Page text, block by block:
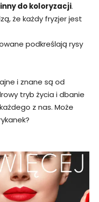
do koloryzacji.
że każdy fryzjer jest
podkreślają rysy
i znane są od
tryb życia i dbanie
z nas. Może